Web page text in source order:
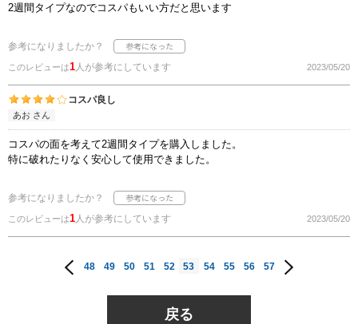
2週間タイプなのでコスパもいい方だと思います
参考になりましたか？
このレビューは1人が参考にしています 2023/05/20
コスパ良し
あお さん
コスパの面を考えて2週間タイプを購入しました。
特に破れたりなく安心して使用できました。
参考になりましたか？
このレビューは1人が参考にしています 2023/05/20
48 49 50 51 52 53 54 55 56 57
戻る